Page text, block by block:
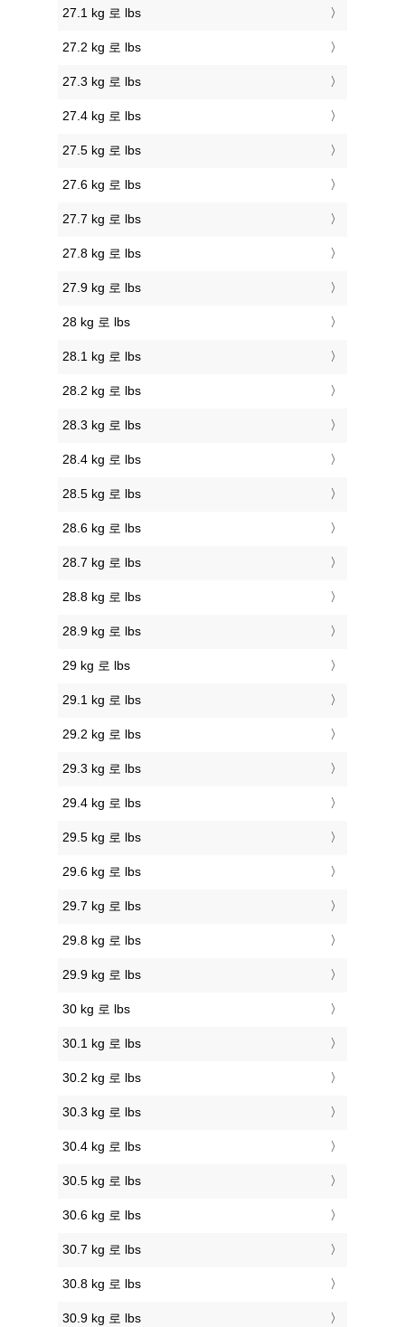
27.1 kg 로 lbs
27.2 kg 로 lbs
27.3 kg 로 lbs
27.4 kg 로 lbs
27.5 kg 로 lbs
27.6 kg 로 lbs
27.7 kg 로 lbs
27.8 kg 로 lbs
27.9 kg 로 lbs
28 kg 로 lbs
28.1 kg 로 lbs
28.2 kg 로 lbs
28.3 kg 로 lbs
28.4 kg 로 lbs
28.5 kg 로 lbs
28.6 kg 로 lbs
28.7 kg 로 lbs
28.8 kg 로 lbs
28.9 kg 로 lbs
29 kg 로 lbs
29.1 kg 로 lbs
29.2 kg 로 lbs
29.3 kg 로 lbs
29.4 kg 로 lbs
29.5 kg 로 lbs
29.6 kg 로 lbs
29.7 kg 로 lbs
29.8 kg 로 lbs
29.9 kg 로 lbs
30 kg 로 lbs
30.1 kg 로 lbs
30.2 kg 로 lbs
30.3 kg 로 lbs
30.4 kg 로 lbs
30.5 kg 로 lbs
30.6 kg 로 lbs
30.7 kg 로 lbs
30.8 kg 로 lbs
30.9 kg 로 lbs